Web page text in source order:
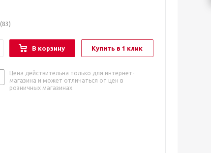
(83)
В корзину Купить в 1 клик
Цена действительна только для интернет-
магазина и может отличаться от цен в
розничных магазинах